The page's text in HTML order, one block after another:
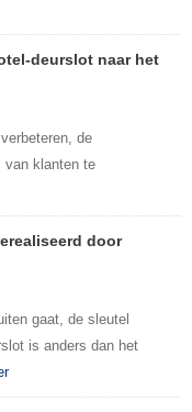
deurslot naar het
de
van klanten te
door
gaat, de sleutel
is anders dan het